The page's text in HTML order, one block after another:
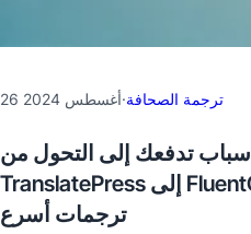
26 أغسطس 2024·ترجمة الصحافة
أهم 5 أسباب تدفعك إلى التحول من
TranslatePress إلى FluentC للحصول على
ترجمات أسرع